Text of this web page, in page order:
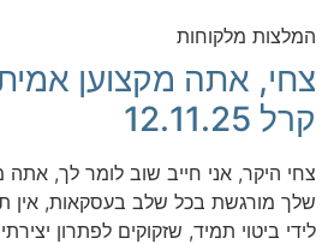
המלצות מלקוחות
צחי, אתה מקצוען
קרל 12.11.25
צחי היקר, אני חייב שוב לומר לך, אתה
שלך מורגשת בכל שלב בעסקאות, אין
לידי ביטוי תמיד, שזקוקים לפתרון